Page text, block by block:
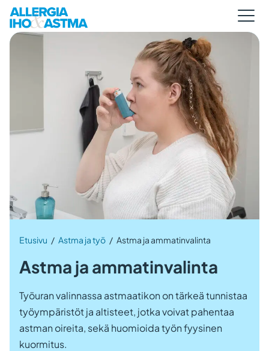
Etusivu / Astma ja työ / Astma ja ammatinvalinta
Astma ja ammatinvalinta
Työuran valinnassa astmaatikon on tärkeä tunnistaa
työympäristöt ja altisteet, jotka voivat pahentaa
astman oireita, sekä huomioida työn fyysinen
kuormitus.